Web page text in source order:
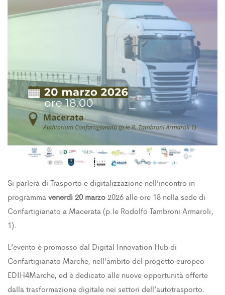
Si parlerà di Trasporto e digitalizzazione nell’incontro in
programma venerdì 20 marzo 2026 alle ore 18 nella sede di
Confartigianato a Macerata (p.le Rodolfo Tambroni Armaroli,
1).
L’evento è promosso dal Digital Innovation Hub di
Confartigianato Marche, nell’ambito del progetto europeo
EDIH4Marche, ed è dedicato alle nuove opportunità offerte
dalla trasformazione digitale nei settori dell’autotrasporto.